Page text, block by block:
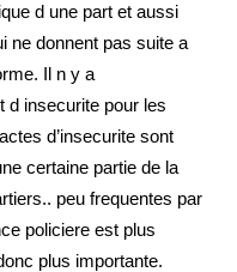
d une part et aussi
ne donnent pas suite a
Il n y a
d insecurite pour les
d’insecurite sont
certaine partie de la
peu frequentes par
policiere est plus
plus importante.